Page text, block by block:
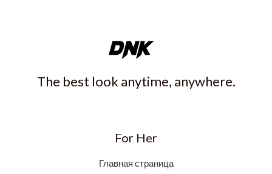
The best look anytime, anywhere.
For Her
Главная страница